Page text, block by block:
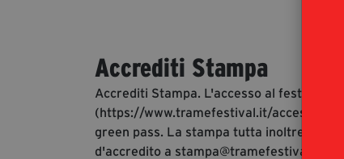
Accrediti Stampa
Accrediti Stampa. L'accesso al festival ai
(https://www.tramefestival.it/accesso-
green pass. La stampa tutta inoltre è
d'accredito a stampa@tramefestival.it al